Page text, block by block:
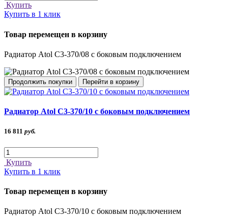
Купить
Купить в 1 клик
Товар перемещен в корзину
Радиатор Atol C3-370/08 с боковым подключением
Продолжить покупки Перейти в корзину
Радиатор Atol C3-370/10 с боковым подключением
16 811 руб.
Купить
Купить в 1 клик
Товар перемещен в корзину
Радиатор Atol C3-370/10 с боковым подключением